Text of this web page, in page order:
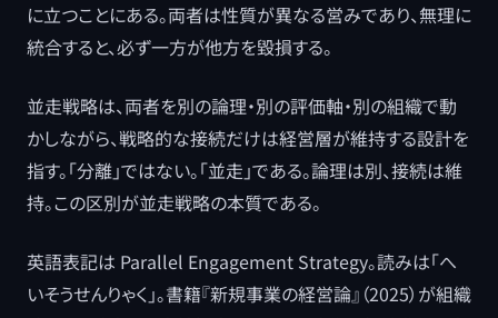
に立つことにある。両者は性質が異なる営みであり、無理に
統合すると、必ず一方が他方を毀損する。
並走戦略は、両者を別の論理・別の評価軸・別の組織で動
かしながら、戦略的な接続だけは経営層が維持する設計を
指す。「分離」ではない。「並走」である。論理は別、接続は維
持。この区別が並走戦略の本質である。
英語表記は Parallel Engagement Strategy。読みは「へ
いそうせんりゃく」。書籍『新規事業の経営論』（2025）が組織